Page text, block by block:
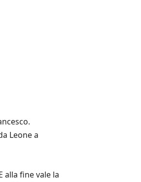
Leone a
alla fine vale la